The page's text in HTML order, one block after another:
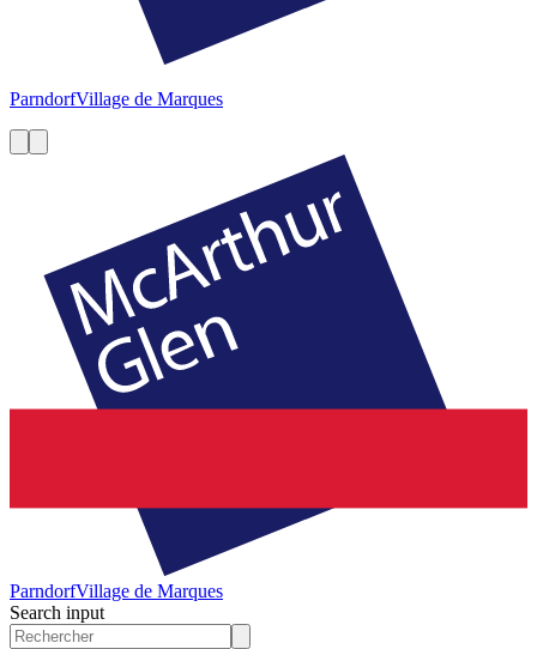
ParndorfVillage de Marques
ParndorfVillage de Marques
Search input